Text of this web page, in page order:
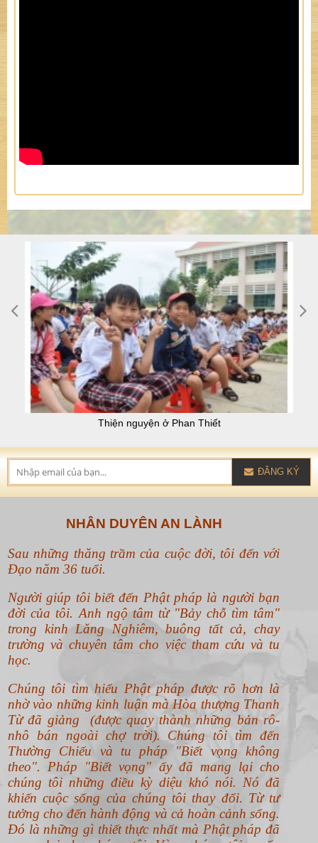
Thiện nguyện ở Phan Thiết
ĐĂNG KÝ
NHÂN DUYÊN AN LÀNH
Sau những thăng trầm của cuộc đời, tôi đến với
Đạo năm 36 tuổi.
Người giúp tôi biết đến Phật pháp là người bạn
đời của tôi. Anh ngộ tâm từ "Bảy chỗ tìm tâm"
trong kinh Lăng Nghiêm, buông tất cả, chay
trường và chuyên tâm cho việc tham cứu và tu
học.
Chúng tôi tìm hiểu Phật pháp được rõ hơn là
nhờ vào những kinh luận mà Hòa thượng Thanh
Từ đã giảng (được quay thành những bản rô-
nhô bán ngoài chợ trời). Chúng tôi tìm đến
Thường Chiếu và tu pháp "Biết vọng không
theo".Pháp "Biết vọng" ấy đã mang lại cho
chúng tôi những điều kỳ diệu khó nói. Nó đã
khiến cuộc sống của chúng tôi thay đổi. Từ tư
tưởng cho đến hành động và cả hoàn cảnh sống.
Đó là những gì thiết thực nhất mà Phật pháp đã